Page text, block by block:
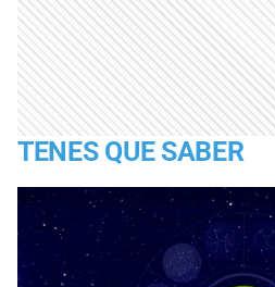
TENES QUE SABER